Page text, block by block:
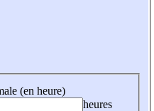
(en heure)
heures